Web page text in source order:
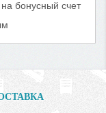
бонусный счет